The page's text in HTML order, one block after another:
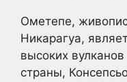
Ометепе,
Никарагуа,
высоких вулканов
страны,